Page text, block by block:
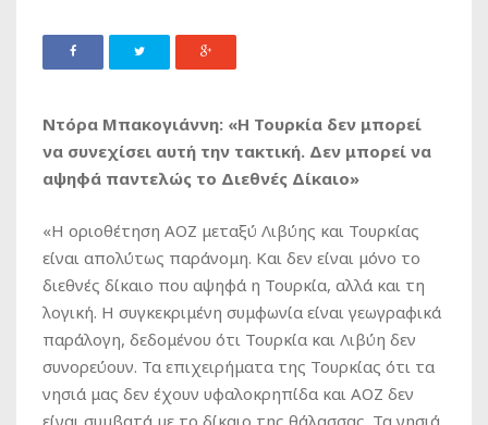
Ντόρα Μπακογιάννη: «Η Τουρκία δεν μπορεί
να συνεχίσει αυτή την τακτική. Δεν μπορεί να
αψηφά παντελώς το Διεθνές Δίκαιο»
«Η οριοθέτηση ΑΟΖ μεταξύ Λιβύης και Τουρκίας
είναι απολύτως παράνομη. Και δεν είναι μόνο το
διεθνές δίκαιο που αψηφά η Τουρκία, αλλά και τη
λογική. Η συγκεκριμένη συμφωνία είναι γεωγραφικά
παράλογη, δεδομένου ότι Τουρκία και Λιβύη δεν
συνορεύουν. Τα επιχειρήματα της Τουρκίας ότι τα
νησιά μας δεν έχουν υφαλοκρηπίδα και ΑΟΖ δεν
είναι συμβατά με το δίκαιο της θάλασσας. Τα νησιά